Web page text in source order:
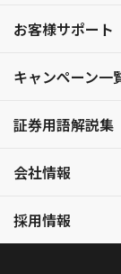
お客様サポート
キャンペーン一
証券用語解説集
会社情報
採用情報